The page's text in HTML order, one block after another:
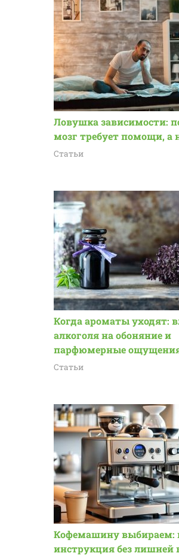
Ловушка зависимости:
мозг требует помощи, а
Статьи
Когда ароматы уходят:
алкоголя на обоняние и
парфюмерные
Статьи
Кофемашину выбираем:
инструкция без лишней